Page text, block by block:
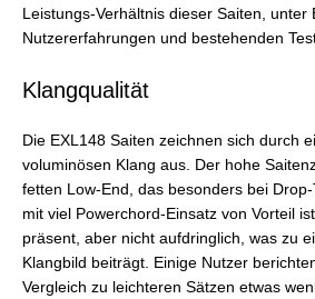
Leistungs-Verhältnis dieser Saiten,
Nutzererfahrungen und bestehenden
Klangqualität
Die EXL148 Saiten zeichnen sich durch
voluminösen Klang aus. Der hohe
fetten Low-End, das besonders bei
mit viel Powerchord-Einsatz von Vorteil
präsent, aber nicht aufdringlich, was zu
Klangbild beiträgt. Einige Nutzer
Vergleich zu leichteren Sätzen etwas